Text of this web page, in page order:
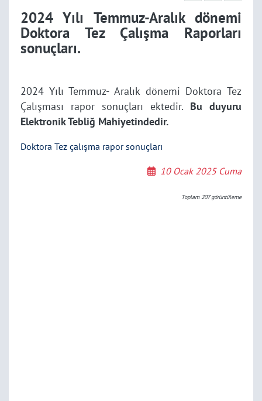
2024 Yılı Temmuz-Aralık dönemi
Doktora Tez Çalışma Raporları
sonuçları.
2024 Yılı Temmuz- Aralık dönemi Doktora Tez
Çalışması rapor sonuçları ektedir. Bu duyuru
Elektronik Tebliğ Mahiyetindedir.
Doktora Tez çalışma rapor sonuçları
10 Ocak 2025 Cuma
Toplam207görüntüleme